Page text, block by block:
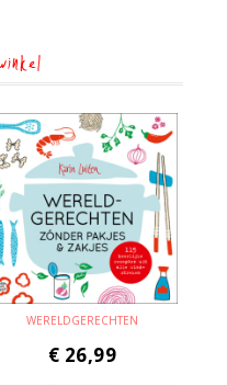
WERELDGERECHTEN
€ 26,99